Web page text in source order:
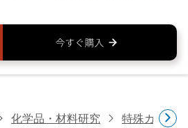
化学品・材料研究 特殊カーボ